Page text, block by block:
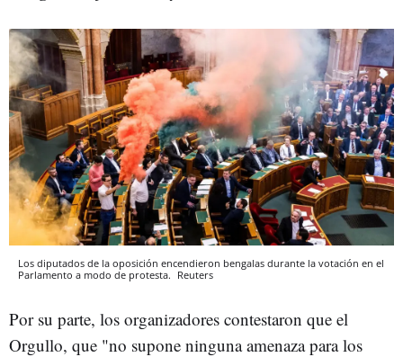
Los diputados de la oposición encendieron bengalas durante la votación en el
Parlamento a modo de protesta. Reuters
Por su parte, los organizadores contestaron que el
Orgullo, que "no supone ninguna amenaza para los